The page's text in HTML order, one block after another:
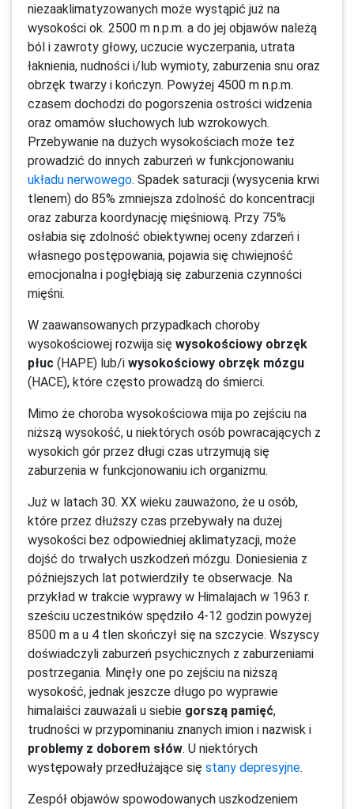
niezaaklimatyzowanych może wystąpić już na
wysokości ok. 2500 m n.p.m. a do jej objawów należą
ból i zawroty głowy, uczucie wyczerpania, utrata
łaknienia, nudności i/lub wymioty, zaburzenia snu oraz
obrzęk twarzy i kończyn. Powyżej 4500 m n.p.m.
czasem dochodzi do pogorszenia ostrości widzenia
oraz omamów słuchowych lub wzrokowych.
Przebywanie na dużych wysokościach może też
prowadzić do innych zaburzeń w funkcjonowaniu
układu nerwowego. Spadek saturacji (wysycenia krwi
tlenem) do 85% zmniejsza zdolność do koncentracji
oraz zaburza koordynację mięśniową. Przy 75%
osłabia się zdolność obiektywnej oceny zdarzeń i
własnego postępowania, pojawia się chwiejność
emocjonalna i pogłębiają się zaburzenia czynności
mięśni.
W zaawansowanych przypadkach choroby
wysokościowej rozwija się wysokościowy obrzęk
płuc (HAPE) lub/i wysokościowy obrzęk mózgu
(HACE), które często prowadzą do śmierci.
Mimo że choroba wysokościowa mija po zejściu na
niższą wysokość, u niektórych osób powracających z
wysokich gór przez długi czas utrzymują się
zaburzenia w funkcjonowaniu ich organizmu.
Już w latach 30. XX wieku zauważono, że u osób,
które przez dłuższy czas przebywały na dużej
wysokości bez odpowiedniej aklimatyzacji, może
dojść do trwałych uszkodzeń mózgu. Doniesienia z
późniejszych lat potwierdziły te obserwacje. Na
przykład w trakcie wyprawy w Himalajach w 1963 r.
sześciu uczestników spędziło 4-12 godzin powyżej
8500 m a u 4 tlen skończył się na szczycie. Wszyscy
doświadczyli zaburzeń psychicznych z zaburzeniami
postrzegania. Minęły one po zejściu na niższą
wysokość, jednak jeszcze długo po wyprawie
himalaiści zauważali u siebie gorszą pamięć,
trudności w przypominaniu znanych imion i nazwisk i
problemy z doborem słów. U niektórych
występowały przedłużające się stany depresyjne.
Zespół objawów spowodowanych uszkodzeniem